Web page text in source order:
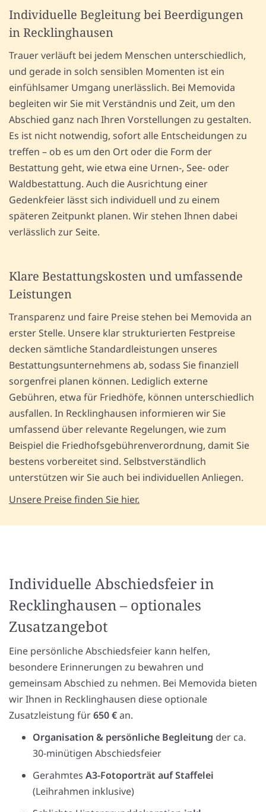
Individuelle Begleitung bei Beerdigungen
in Recklinghausen
Trauer verläuft bei jedem Menschen unterschiedlich,
und gerade in solch sensiblen Momenten ist ein
einfühlsamer Umgang unerlässlich. Bei Memovida
begleiten wir Sie mit Verständnis und Zeit, um den
Abschied ganz nach Ihren Vorstellungen zu gestalten.
Es ist nicht notwendig, sofort alle Entscheidungen zu
treffen – ob es um den Ort oder die Form der
Bestattung geht, wie etwa eine Urnen-, See- oder
Waldbestattung. Auch die Ausrichtung einer
Gedenkfeier lässt sich individuell und zu einem
späteren Zeitpunkt planen. Wir stehen Ihnen dabei
verlässlich zur Seite.
Klare Bestattungskosten und umfassende
Leistungen
Transparenz und faire Preise stehen bei Memovida an
erster Stelle. Unsere klar strukturierten Festpreise
decken sämtliche Standardleistungen unseres
Bestattungsunternehmens ab, sodass Sie finanziell
sorgenfrei planen können. Lediglich externe
Gebühren, etwa für Friedhöfe, können unterschiedlich
ausfallen. In Recklinghausen informieren wir Sie
umfassend über relevante Regelungen, wie zum
Beispiel die Friedhofsgebührenverordnung, damit Sie
bestens vorbereitet sind. Selbstverständlich
unterstützen wir Sie auch bei individuellen Anliegen.
Unsere Preise finden Sie hier.
Individuelle Abschiedsfeier in
Recklinghausen – optionales
Zusatzangebot
Eine persönliche Abschiedsfeier kann helfen,
besondere Erinnerungen zu bewahren und
gemeinsam Abschied zu nehmen. Bei Memovida bieten
wir Ihnen in Recklinghausen diese optionale
Zusatzleistung für650 €an.
Organisation & persönliche Begleitung der ca.
30-minütigen Abschiedsfeier
Gerahmtes A3-Fotoporträt auf Staffelei
(Leihrahmen inklusive)